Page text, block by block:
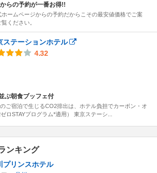
らの予約が一番お得!!
ームページからの予約だからこその最安値価格でご案
ください。
ステーションホテル
4.32
ぶ朝食ブッフェ付
ご宿泊で生じるCO2排出は、ホテル負担でカーボン・オ
ロSTAYプログラム*適用） 東京ステーシ...
ンキング
プリンスホテル